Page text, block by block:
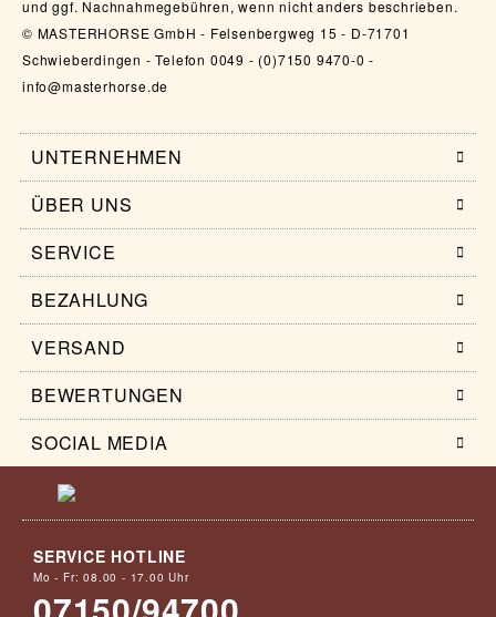
und ggf. Nachnahmegebühren, wenn nicht anders beschrieben.
© MASTERHORSE GmbH - Felsenbergweg 15 - D-71701
Schwieberdingen - Telefon 0049 - (0)7150 9470-0 -
info@masterhorse.de
UNTERNEHMEN
ÜBER UNS
SERVICE
BEZAHLUNG
VERSAND
BEWERTUNGEN
SOCIAL MEDIA
SERVICE HOTLINE
Mo - Fr: 08.00 - 17.00 Uhr